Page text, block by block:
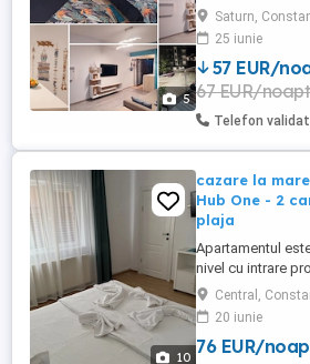
5
incepand de la
cazarea perfectă
pentru o vacanță
apartament
(Complex Alfa
1), cu o capacitate
Saturn,
25 iunie
57 EUR/
67 EUR/
Telefon validat
10
cazare la
Hub One - 2
plaja
Apartamentul
nivel cu intrare
intim si placut.
Bdul Mamaia -
accesul la plaja 3
Amplasarea
Central,
20 iunie
76 EUR/